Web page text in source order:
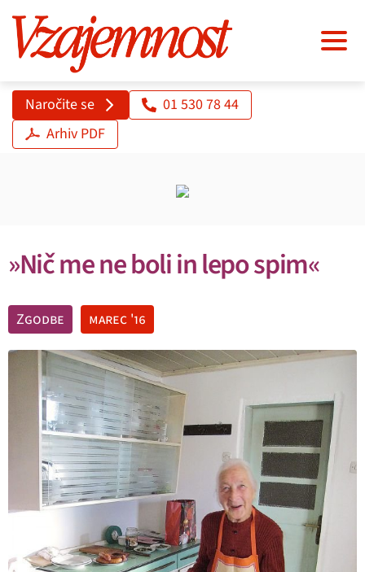
Naročite se
01 530 78 44
Arhiv PDF
»Nič me ne boli in lepo spim«
Zgodbe marec '16